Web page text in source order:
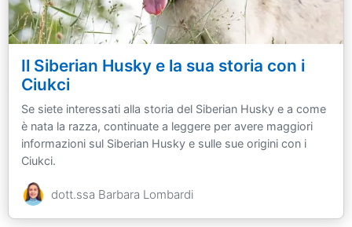
Il Siberian Husky e la sua storia con i
Ciukci
Se siete interessati alla storia del Siberian Husky e a come
è nata la razza, continuate a leggere per avere maggiori
informazioni sul Siberian Husky e sulle sue origini con i
Ciukci.
dott.ssa Barbara Lombardi